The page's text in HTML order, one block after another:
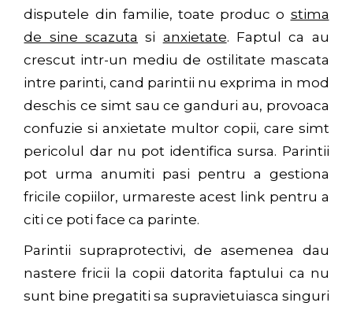
disputele din familie, toate produc o stima
de sine scazuta si anxietate. Faptul ca au
crescut intr-un mediu de ostilitate mascata
intre parinti, cand parintii nu exprima in mod
deschis ce simt sau ce ganduri au, provoaca
confuzie si anxietate multor copii, care simt
pericolul dar nu pot identifica sursa. Parintii
pot urma anumiti pasi pentru a gestiona
fricile copiilor, urmareste acest link pentru a
citi ce poti face ca parinte.
Parintii supraprotectivi, de asemenea dau
nastere fricii la copii datorita faptului ca nu
sunt bine pregatiti sa supravietuiasca singuri